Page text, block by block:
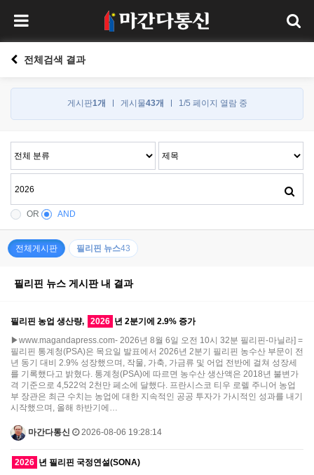
전체검색 결과
게시판1개 게시물43개 1/5 페이지 열람 중
OR AND
전체게시판 필리핀 뉴스43
필리핀 뉴스 게시판 내 결과
필리핀 농업 생산량, 2026 년 2분기에 2.9% 증가
▶www.magandapress.com- 2026년 8월 6일 오전 10시 32분 필리핀-마닐라] =
필리핀 통계청(PSA)은 목요일 발표에서 2026년 2분기 필리핀 농수산 부문이 전
년 동기 대비 2.9% 성장했으며, 작물, 가축, 가금류 및 어업 전반에 걸쳐 성장세
를 기록했다고 밝혔다. 통계청(PSA)에 따르면 농수산 생산액은 2018년 불변가
격 기준으로 4,522억 2천만 페소에 달했다. 프란시스코 티우 로렐 주니어 농업
부 장관은 최근 수치는 농업에 대한 지속적인 공공 투자가 가시적인 성과를 내기
시작했으며, 올해 하반기에…
마간다통신 2026-08-06 19:28:14
2026 년 필리핀 국정연설(SONA)